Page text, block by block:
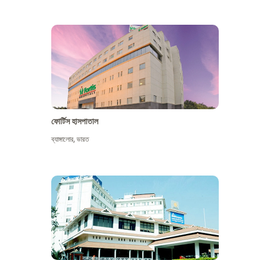
ফোর্টিস হাসপাতাল
ব্যাঙ্গালোর,ভারত